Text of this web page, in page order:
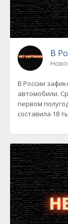
В
В России
автомобили.
первом
составила 18